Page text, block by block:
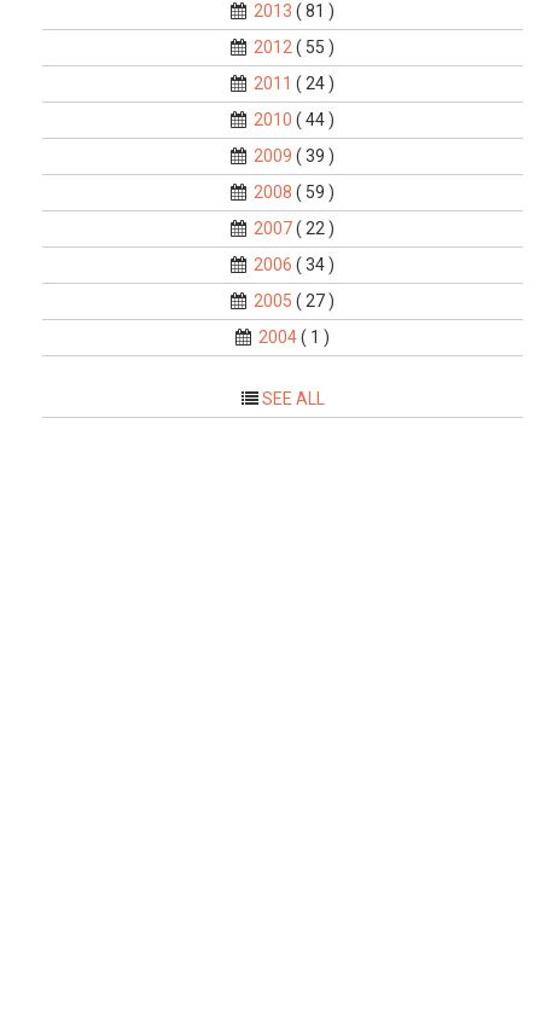
2013 ( 81 )
2012 ( 55 )
2011 ( 24 )
2010 ( 44 )
2009 ( 39 )
2008 ( 59 )
2007( 22 )
2006 ( 34 )
2005 ( 27 )
2004( 1 )
SEE ALL